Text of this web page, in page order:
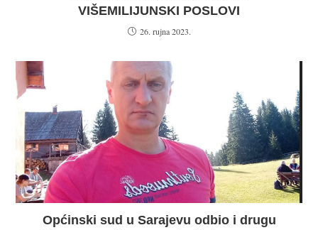
VIŠEMILIJUNSKI POSLOVI
26. rujna 2023.
Općinski sud u Sarajevu odbio i drugu